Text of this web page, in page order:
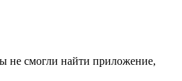
не смогли найти приложение,